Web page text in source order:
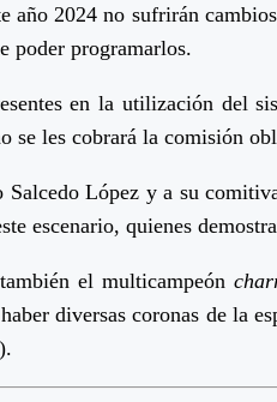
año 2024 no sufrirán
poder programarlos.
en la utilización
se les cobrará la comisión
López y a su
escenario, quienes
el multicampeón
diversas coronas de la